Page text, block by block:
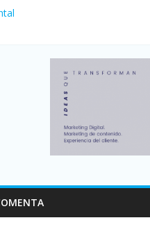
turístico: 4,6 millones de
un 12,6% interanual